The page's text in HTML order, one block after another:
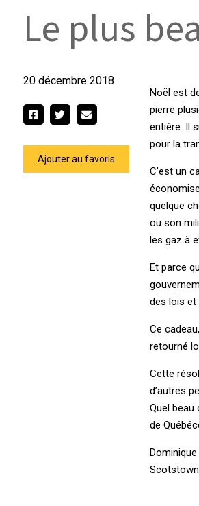
Le plus
20 décembre 2018
Ajouter au favoris
Noël est
pierre
entière. Il
pour la
C’est un
quelque
ou son
les gaz à
Et parce
des lois et
Ce
retourné
Cette
d’autres
Quel beau
de
Scotstown